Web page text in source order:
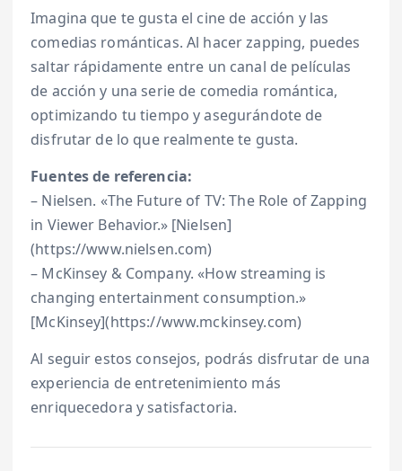
Imagina que te gusta el cine de acción y las
comedias románticas. Al hacer zapping, puedes
saltar rápidamente entre un canal de películas
de acción y una serie de comedia romántica,
optimizando tu tiempo y asegurándote de
disfrutar de lo que realmente te gusta.
Fuentes de referencia:
– Nielsen. «The Future of TV: The Role of Zapping
in Viewer Behavior.» [Nielsen]
(https://www.nielsen.com)
– McKinsey & Company. «How streaming is
changing entertainment consumption.»
[McKinsey](https://www.mckinsey.com)
Al seguir estos consejos, podrás disfrutar de una
experiencia de entretenimiento más
enriquecedora y satisfactoria.